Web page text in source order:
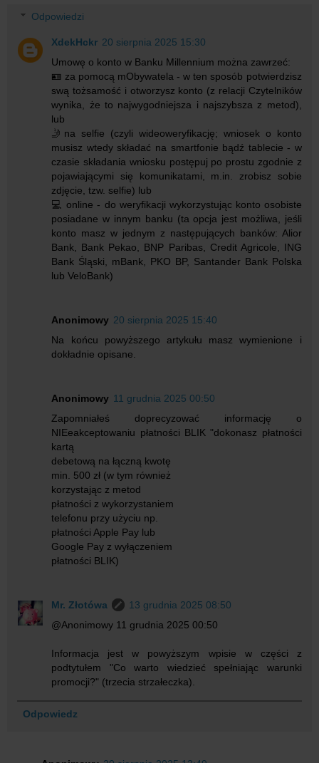
Odpowiedzi
XdekHckr 20 sierpnia 2025 15:30
Umowę o konto w Banku Millennium można zawrzeć:
🪪 za pomocą mObywatela - w ten sposób potwierdzisz
swą tożsamość i otworzysz konto (z relacji Czytelników
wynika, że to najwygodniejsza i najszybsza z metod),
lub
🤳na selfie (czyli wideoweryfikację; wniosek o konto
musisz wtedy składać na smartfonie bądź tablecie - w
czasie składania wniosku postępuj po prostu zgodnie z
pojawiającymi się komunikatami, m.in. zrobisz sobie
zdjęcie, tzw. selfie) lub
💻 online - do weryfikacji wykorzystując konto osobiste
posiadane w innym banku (ta opcja jest możliwa, jeśli
konto masz w jednym z następujących banków: Alior
Bank, Bank Pekao, BNP Paribas, Credit Agricole, ING
Bank Śląski, mBank, PKO BP, Santander Bank Polska
lub VeloBank)
Anonimowy 20 sierpnia 2025 15:40
Na końcu powyższego artykułu masz wymienione i
dokładnie opisane.
Anonimowy 11 grudnia 2025 00:50
Zapomniałeś doprecyzować informację o
NIEeakceptowaniu płatności BLIK "dokonasz płatności
kartą
debetową na łączną kwotę
min. 500 zł (w tym również
korzystając z metod
płatności z wykorzystaniem
telefonu przy użyciu np.
płatności Apple Pay lub
Google Pay z wyłączeniem
płatności BLIK)
Mr. Złotówa
13 grudnia 2025 08:50
@Anonimowy 11 grudnia 2025 00:50
Informacja jest w powyższym wpisie w części z
podtytułem "Co warto wiedzieć spełniając warunki
promocji?" (trzecia strzałeczka).
Odpowiedz